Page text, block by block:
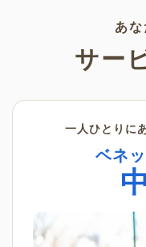
あ
サー
一人ひとりに
ベネ